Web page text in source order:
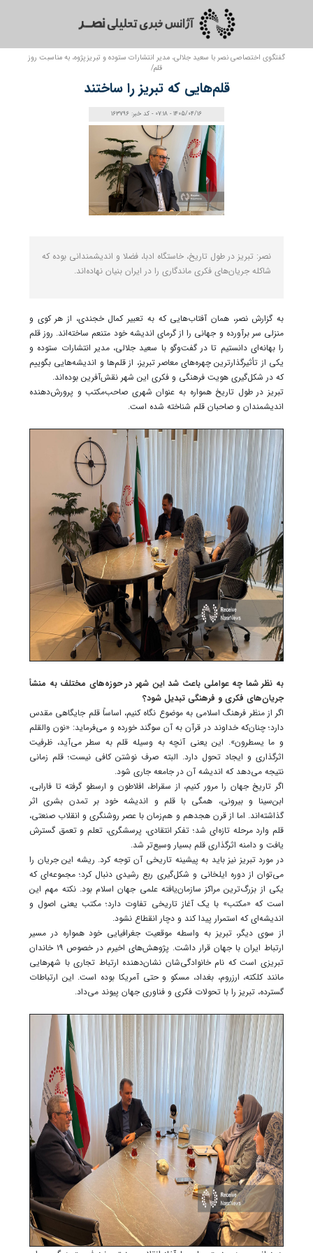
گفتگوی اختصاصی نصر با سعید جلالی، مدیر انتشارات ستوده و تبریزپژوه، به مناسبت روز
قلم/
قلم‌هایی که تبریز را ساختند
1405/04/16 - 07:18 - کد خبر: 163796
نصر: تبریز در طول تاریخ، خاستگاه ادبا، فضلا و اندیشمندانی بوده که
شاکله جریان‌های فکری ماندگاری را در ایران بنیان نهاده‌اند.
به گزارش نصر، همان آفتاب‌هایی که به تعبیر کمال خجندی، از هر کوی و
منزلی سر برآورده و جهانی را از گرمای اندیشه خود متنعم ساخته‌اند. روز قلم
را بهانه‌ای دانستیم تا در گفت‌وگو با سعید جلالی، مدیر انتشارات ستوده و
یکی از تأثیرگذارترین چهره‌های معاصر تبریز، از قلم‌ها و اندیشه‌هایی بگوییم
که در شکل‌گیری هویت فرهنگی و فکری این شهر نقش‌آفرین بوده‌اند.
تبریز در طول تاریخ همواره به عنوان شهری صاحب‌مکتب و پرورش‌دهنده
اندیشمندان و صاحبان قلم شناخته شده است.
به نظر شما چه عواملی باعث شد این شهر در حوزه‌های مختلف به منشأ
جریان‌های فکری و فرهنگی تبدیل شود؟
اگر از منظر فرهنگ اسلامی به موضوع نگاه کنیم، اساساً قلم جایگاهی مقدس
دارد؛ چنان‌که خداوند در قرآن به آن سوگند خورده و می‌فرماید: «نون والقلم
و ما یسطرون». این یعنی آنچه به وسیله قلم به سطر می‌آید، ظرفیت
اثرگذاری و ایجاد تحول دارد. البته صرف نوشتن کافی نیست؛ قلم زمانی
نتیجه می‌دهد که اندیشه آن در جامعه جاری شود.
اگر تاریخ جهان را مرور کنیم، از سقراط، افلاطون و ارسطو گرفته تا فارابی،
ابن‌سینا و بیرونی، همگی با قلم و اندیشه خود بر تمدن بشری اثر
گذاشته‌اند. اما از قرن هجدهم و هم‌زمان با عصر روشنگری و انقلاب صنعتی،
قلم وارد مرحله تازه‌ای شد؛ تفکر انتقادی، پرسشگری، تعلم و تعمق گسترش
یافت و دامنه اثرگذاری قلم بسیار وسیع‌تر شد.
در مورد تبریز نیز باید به پیشینه تاریخی آن توجه کرد. ریشه این جریان را
می‌توان از دوره ایلخانی و شکل‌گیری ربع رشیدی دنبال کرد؛ مجموعه‌ای که
یکی از بزرگ‌ترین مراکز سازمان‌یافته علمی جهان اسلام بود. نکته مهم این
است که «مکتب» با یک آغاز تاریخی تفاوت دارد؛ مکتب یعنی اصول و
اندیشه‌ای که استمرار پیدا کند و دچار انقطاع نشود.
از سوی دیگر، تبریز به واسطه موقعیت جغرافیایی خود همواره در مسیر
ارتباط ایران با جهان قرار داشت. پژوهش‌های اخیرم در خصوص ۱۹ خاندان
تبریزی است که نام خانوادگی‌شان نشان‌دهنده ارتباط تجاری با شهرهایی
مانند کلکته، ارزروم، بغداد، مسکو و حتی آمریکا بوده است. این ارتباطات
گسترده، تبریز را با تحولات فکری و فناوری جهان پیوند می‌داد.